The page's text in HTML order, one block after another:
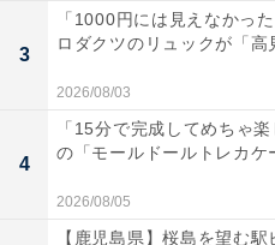
3
「1000円には見えなかっ
ロダクツのリュックが「高
2026/08/03
4
「15分で完成してめちゃ
の「モールドールトレカケ
2026/08/05
【鹿児島県】桜島を望む駅